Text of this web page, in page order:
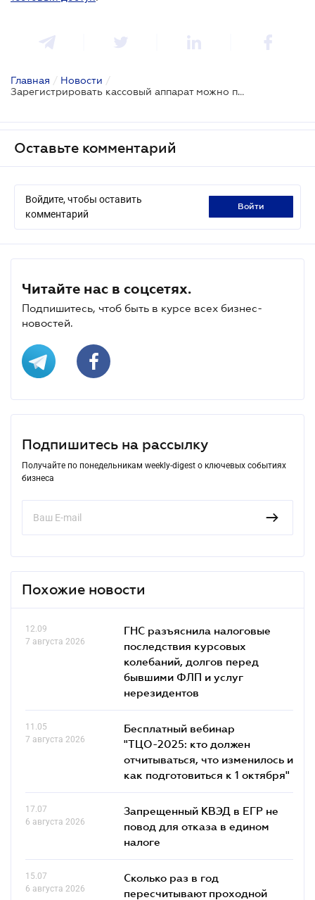
Главная / Новости /
Зарегистрировать кассовый аппарат можно по упрощенной процедуре
Оставьте комментарий
Войдите, чтобы оставить
комментарий
войти
Читайте нас в соцсетях.
Подпишитесь, чтоб быть в курсе всех бизнес-
новостей.
Подпишитесь на рассылку
Получайте по понедельникам weekly-digest о ключевых событиях
бизнеса
Похожие новости
12.09
7 августа 2026
ГНС разъяснила налоговые
последствия курсовых
колебаний, долгов перед
бывшими ФЛП и услуг
нерезидентов
11.05
7 августа 2026
Бесплатный вебинар
"ТЦО-2025: кто должен
отчитываться, что изменилось и
как подготовиться к 1 октября"
17.07
6 августа 2026
Запрещенный КВЭД в ЕГР не
повод для отказа в едином
налоге
15.07
6 августа 2026
Сколько раз в год
пересчитывают проходной